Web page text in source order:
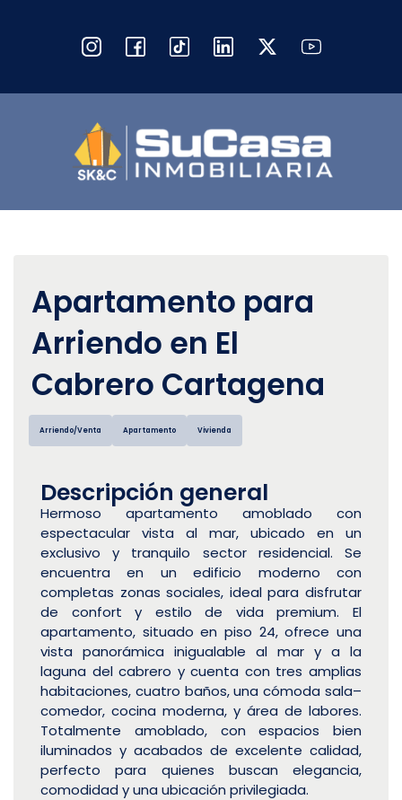
Apartamento para
Arriendo en El
Cabrero Cartagena
Arriendo/Venta Apartamento Vivienda
Descripción general
Hermoso apartamento amoblado con
espectacular vista al mar, ubicado en un
exclusivo y tranquilo sector residencial. Se
encuentra en un edificio moderno con
completas zonas sociales, ideal para disfrutar
de confort y estilo de vida premium. El
apartamento, situado en piso 24, ofrece una
vista panorámica inigualable al mar y a la
laguna del cabrero y cuenta con tres amplias
habitaciones, cuatro baños, una cómoda sala–
comedor, cocina moderna, y área de labores.
Totalmente amoblado, con espacios bien
iluminados y acabados de excelente calidad,
perfecto para quienes buscan elegancia,
comodidad y una ubicación privilegiada.